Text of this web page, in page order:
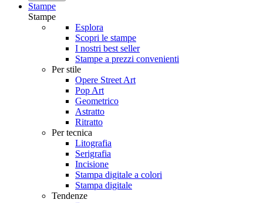
Stampe
Stampe
Esplora
Scopri le stampe
I nostri best seller
Stampe a prezzi convenienti
Per stile
Opere Street Art
Pop Art
Geometrico
Astratto
Ritratto
Per tecnica
Litografia
Serigrafia
Incisione
Stampa digitale a colori
Stampa digitale
Tendenze